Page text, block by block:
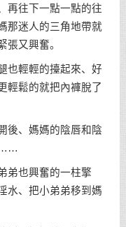
往下一點一點的往
那迷人的三角地帶就
張又興奮。
輕輕的擡起來、好
輕鬆的就把內褲脫了
、媽媽的陰唇和陰
……
也興奮的一柱擎
水、把小弟弟移到媽